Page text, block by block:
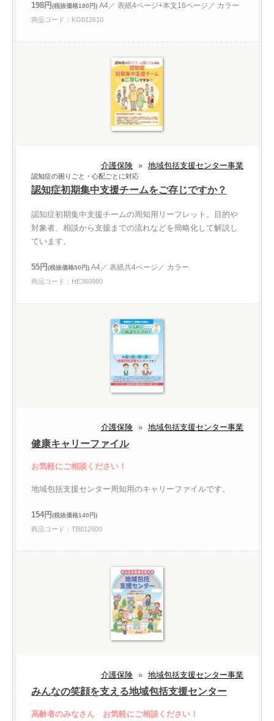
198円(税抜価格180円) A4／ 表紙4ページ+本文16ページ／ カラー
商品コード：KG012610
介護保険 » 地域包括支援センター事業
認知症の困りごと・心配ごとに対応
認知症初期集中支援チームをご存じですか？
認知症初期集中支援チームの周知用リーフレット。目的や
対象者、相談から支援までの流れなどを簡略化して解説し
ています。
55円(税抜価格50円) A4／ 表紙共4ページ／ カラー
商品コード：HE360980
介護保険 » 地域包括支援センター事業
健康キャリーファイル
お気軽にご相談ください！
地域包括支援センター周知用のキャリーファイルです。
154円(税抜価格140円)
商品コード：TB012600
介護保険 » 地域包括支援センター事業
みんなの笑顔を支える地域包括支援センター
高齢者のみなさん お気軽にご相談ください！